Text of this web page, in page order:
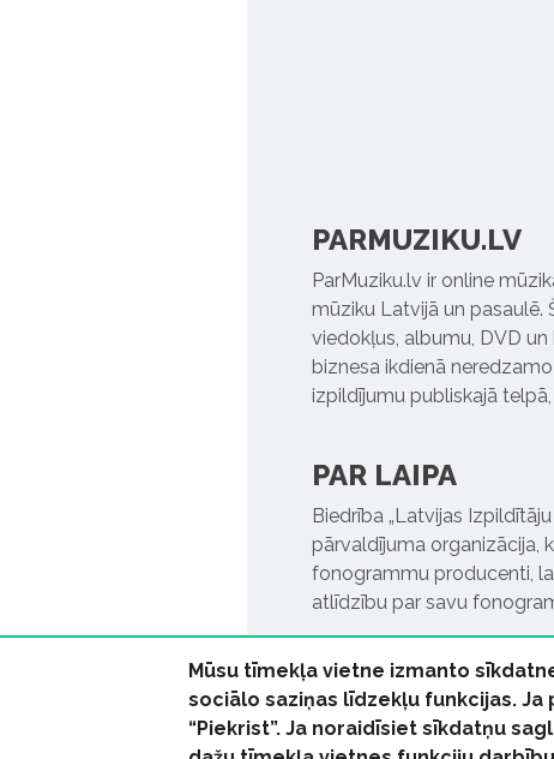
PARMUZIKU.LV
ParMuziku.lv ir online
mūziku Latvijā un pasaulē.
viedokļus, albumu, DVD
biznesa ikdienā
izpildījumu publiskajā
PAR LAIPA
Biedrība „Latvijas
pārvaldījuma organizācija,
fonogrammu producenti,
atlīdzību par savu
Mūsu tīmekļa vietne izmanto
sociālo saziņas līdzekļu funkcijas.
“Piekrist”. Ja noraidīsiet sīkdatņu